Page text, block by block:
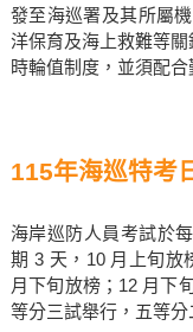
發至海巡署及其所屬
洋保育及海上救難等
時輪值制度，並須配
115年海巡特考
海岸巡防人員考試於
期 3 天，10 月上旬放
月下旬放榜；12 月下
等分三試舉行，五等分